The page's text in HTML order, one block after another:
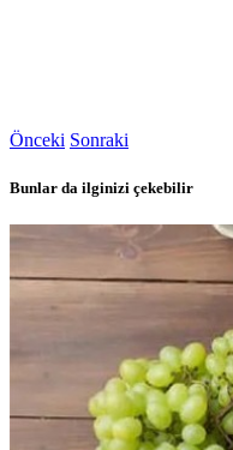
Önceki Sonraki
Bunlar da ilginizi çekebilir